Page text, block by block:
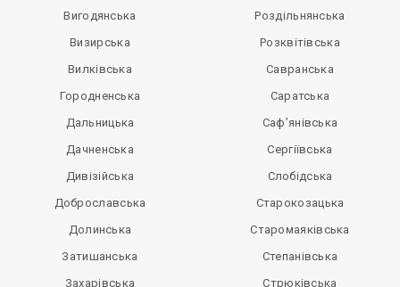
Вигодянська
Визирська
Вилківська
Городненська
Дальницька
Дачненська
Дивізійська
Доброславська
Долинська
Затишанська
Захарівська
Роздільнянська
Розквітівська
Савранська
Саратська
Саф’янівська
Сергіївська
Слобідська
Старокозацька
Старомаяківська
Степанівська
Стрюківська